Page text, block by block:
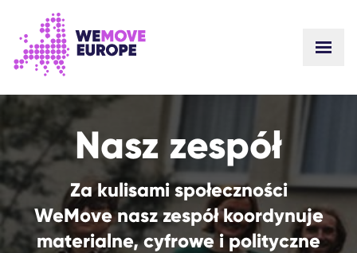
PRZEJDŹ DO GŁÓWNEJ TREŚCI
PRZEJDŹ DO STOPKI
Nasz zespół
Za kulisami społeczności
WeMove nasz zespół koordynuje
materialne, cyfrowe i polityczne